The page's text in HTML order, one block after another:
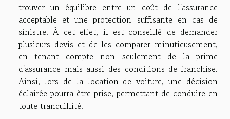
trouver un équilibre entre un coût de l'assurance
acceptable et une protection suffisante en cas de
sinistre. À cet effet, il est conseillé de demander
plusieurs devis et de les comparer minutieusement,
en tenant compte non seulement de la prime
d'assurance mais aussi des conditions de franchise.
Ainsi, lors de la location de voiture, une décision
éclairée pourra être prise, permettant de conduire en
toute tranquillité.